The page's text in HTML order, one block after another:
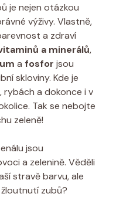
je nejen otázkou
výživy. Vlastně,
a zdraví
a minerálů,
a fosfor jsou
skloviny. Kde je
rybách a dokonce i v
Tak se nebojte
zeleně!
jsou
a zelenině. Věděli
stravě barvu, ale
zubů?